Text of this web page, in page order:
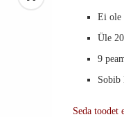
Ei ole
Üle
9
Sobib
Seda toodet